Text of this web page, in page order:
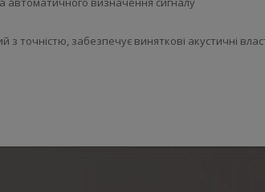
з точністю, забезпечує виняткові акустичні